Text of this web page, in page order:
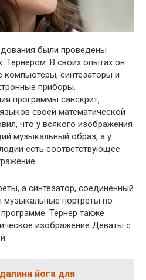
были проведены
В своих опытах он
компьютеры, синтезаторы и
приборы.
программы санскрит,
своей математической
что у всякого изображения
музыкальный образ, а у
есть соответствующее
а синтезатор, соединенный
портреты по
Тернер также
изображение Деваты с
йога для